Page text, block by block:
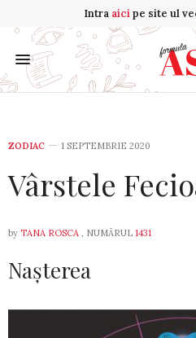
Intra aicipe site ul
ZODIAC 1 SEPTEMBRIE 2020
Vârstele
by TANA ROSCA , NUMĂRUL 1431
Nașterea